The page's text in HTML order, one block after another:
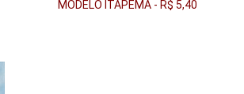
MODELO ITAPEMA - R$ 5,40